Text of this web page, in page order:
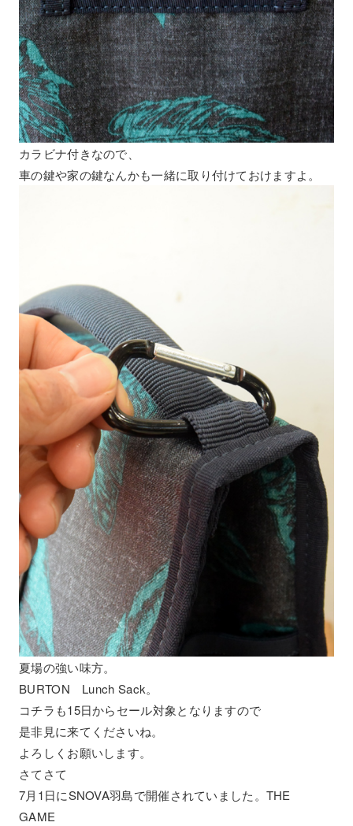
カラビナ付きなので、
車の鍵や家の鍵なんかも一緒に取り付けておけますよ。
夏場の強い味方。
BURTON Lunch Sack。
コチラも15日からセール対象となりますので
是非見に来てくださいね。
よろしくお願いします。
さてさて
7月1日にSNOVA羽島で開催されていました。THE
GAME